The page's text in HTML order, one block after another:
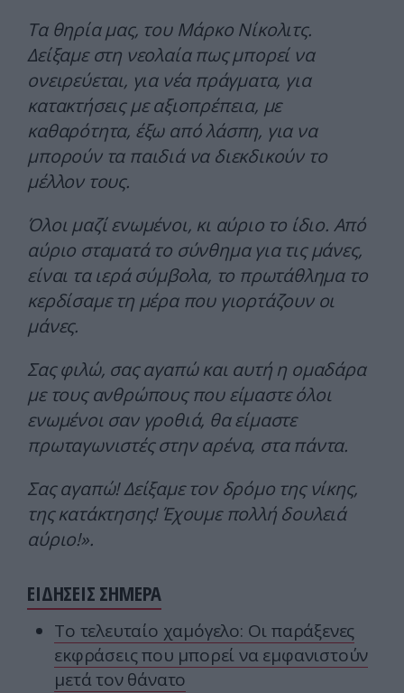
Τα θηρία μας, του Μάρκο Νίκολιτς.
Δείξαμε στη νεολαία πως μπορεί να
ονειρεύεται, για νέα πράγματα, για
κατακτήσεις με αξιοπρέπεια, με
καθαρότητα, έξω από λάσπη, για να
μπορούν τα παιδιά να διεκδικούν το
μέλλον τους.
Όλοι μαζί ενωμένοι, κι αύριο το ίδιο. Από
αύριο σταματά το σύνθημα για τις μάνες,
είναι τα ιερά σύμβολα, το πρωτάθλημα το
κερδίσαμε τη μέρα που γιορτάζουν οι
μάνες.
Σας φιλώ, σας αγαπώ και αυτή η ομαδάρα
με τους ανθρώπους που είμαστε όλοι
ενωμένοι σαν γροθιά, θα είμαστε
πρωταγωνιστές στην αρένα, στα πάντα.
Σας αγαπώ! Δείξαμε τον δρόμο της νίκης,
της κατάκτησης! Έχουμε πολλή δουλειά
αύριο!».
ΕΙΔΗΣΕΙΣ ΣΗΜΕΡΑ
Το τελευταίο χαμόγελο: Οι παράξενες
εκφράσεις που μπορεί να εμφανιστούν
μετά τον θάνατο